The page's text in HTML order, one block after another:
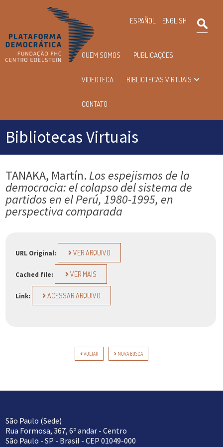
ESPAÑOL ENGLISH
Menu
principal
QUEM SOMOS PUBLICAÇÕES
VIDEOTECA BIBLIOTECAS VIRTUAIS
CONTATO
Bibliotecas Virtuais
TANAKA, Martín. Los espejismos de la
democracia: el colapso del sistema de
partidos en el Perú, 1980-1995, en
perspectiva comparada
URL Original: VER ARQUIVO
Cached file: VER MAIS
Link: ACESSAR ARQUIVO
VOLTAR NOVA BUSCA
São Paulo (Sede)
Rua Formosa, 367, 6º andar - Centro
São Paulo - SP - Brasil - CEP 01049-000